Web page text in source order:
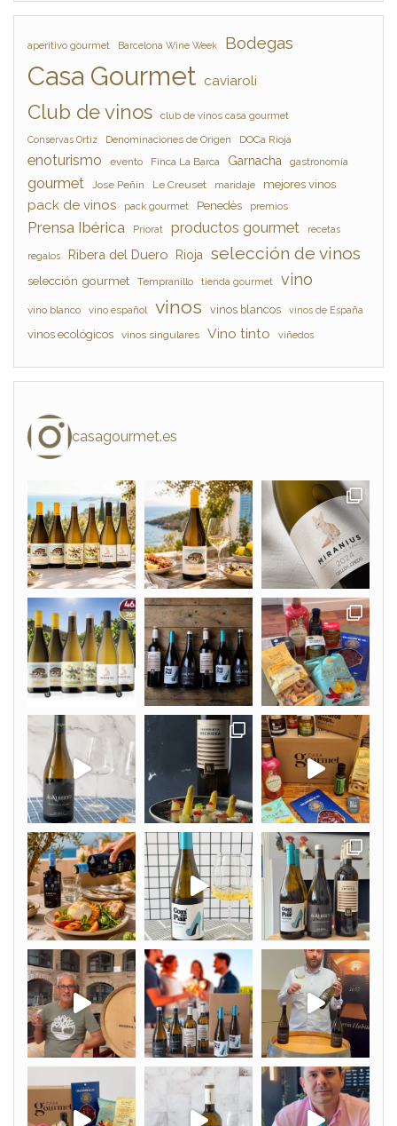
aperitivo gourmet Barcelona Wine Week Bodegas
Casa Gourmet caviaroli
Club de vinos club de vinos casa gourmet
Conservas Ortiz Denominaciones de Origen DOCa Rioja
enoturismo evento Finca La Barca Garnacha gastronomía
gourmet Jose Peñín Le Creuset maridaje mejores vinos
pack de vinos pack gourmet Penedès premios
Prensa Ibérica Priorat productos gourmet recetas
regalos Ribera del Duero Rioja selección de vinos
selección gourmet Tempranillo tienda gourmet vino
vino blanco vino español vinos vinos blancos vinos de España
vinos ecológicos vinos singulares Vino tinto viñedos
casagourmet.es